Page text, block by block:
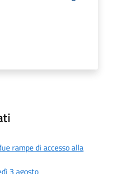
rampe di accesso alla
3 agosto